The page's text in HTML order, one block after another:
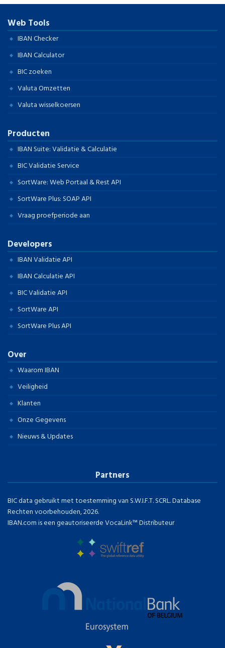
Web Tools
IBAN Checker
IBAN Calculator
BIC zoeken
Valuta Omzetten
Valuta wisselkoersen
Producten
IBAN Suite: Validatie & Calculatie
BIC Validatie Service
SortWare: Web Portaal & Rest API
SortWare Plus: SOAP API
Vraag proefperiode aan
Developers
IBAN Validatie API
IBAN Calculatie API
BIC Validatie API
SortWare API
SortWare Plus API
Over
Waarom IBAN
Veiligheid
Klanten
Onze Gegevens
Nieuws & Updates
Partners
BIC data gebruikt met toestemming van S.W.I.F.T. SCRL. Database
Rechten voorbehouden, 2026.
IBAN.com is een geautoriseerde VocaLink™ Distributeur